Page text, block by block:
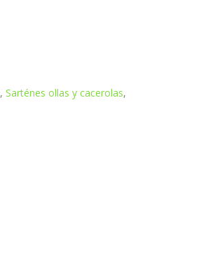
,Sarténes ollas y cacerolas,